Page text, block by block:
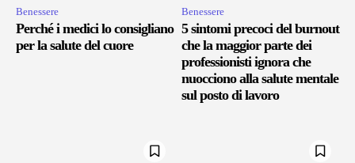
Benessere
Perché i medici lo consigliano
per la salute del cuore
Benessere
5 sintomi precoci del burnout
che la maggior parte dei
professionisti ignora che
nuocciono alla salute mentale
sul posto di lavoro